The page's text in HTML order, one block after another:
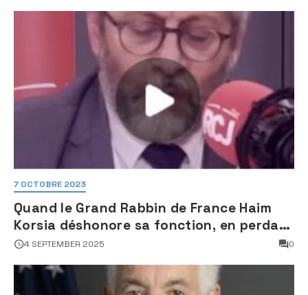
7 OCTOBRE 2023
Quand le Grand Rabbin de France Haim
Korsia déshonore sa fonction, en perdant
son sang froid
4 SEPTEMBER 2025 0